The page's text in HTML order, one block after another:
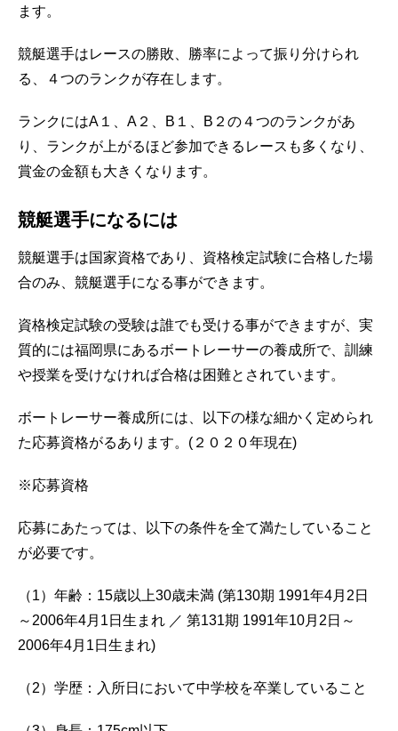
ます。
競艇選手はレースの勝敗、勝率によって振り分けられ
る、４つのランクが存在します。
ランクにはA１、A２、B１、B２の４つのランクがあ
り、ランクが上がるほど参加できるレースも多くなり、
賞金の金額も大きくなります。
競艇選手になるには
競艇選手は国家資格であり、資格検定試験に合格した場
合のみ、競艇選手になる事ができます。
資格検定試験の受験は誰でも受ける事ができますが、実
質的には福岡県にあるボートレーサーの養成所で、訓練
や授業を受けなければ合格は困難とされています。
ボートレーサー養成所には、以下の様な細かく定められ
た応募資格がるあります。(２０２０年現在)
※応募資格
応募にあたっては、以下の条件を全て満たしていること
が必要です。
（1）年齢：15歳以上30歳未満 (第130期 1991年4月2日
～2006年4月1日生まれ ／ 第131期 1991年10月2日～
2006年4月1日生まれ)
（2）学歴：入所日において中学校を卒業していること